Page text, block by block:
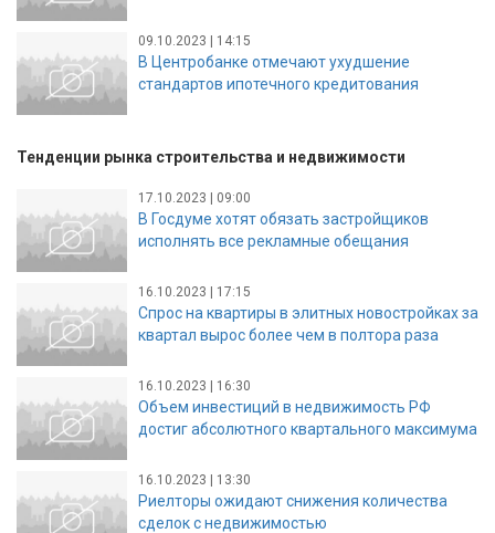
09.10.2023 | 14:15
В Центробанке отмечают ухудшение
стандартов ипотечного кредитования
Тенденции рынка строительства и недвижимости
17.10.2023 | 09:00
В Госдуме хотят обязать застройщиков
исполнять все рекламные обещания
16.10.2023 | 17:15
Спрос на квартиры в элитных новостройках за
квартал вырос более чем в полтора раза
16.10.2023 | 16:30
Объем инвестиций в недвижимость РФ
достиг абсолютного квартального максимума
16.10.2023 | 13:30
Риелторы ожидают снижения количества
сделок с недвижимостью